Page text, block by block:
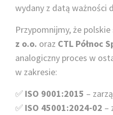
wydany z datą ważności
Przypomnijmy, że polskie
z o.o. oraz CTL Północ
analogiczny proces w
w zakresie:
✅ ISO 9001:2015 –
✅ ISO 45001:2024-02 –